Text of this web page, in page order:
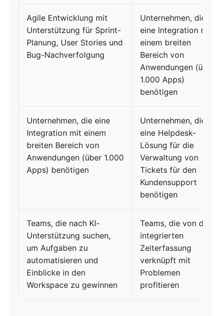
Agile Entwicklung mit
Unterstützung für Sprint-
Planung, User Stories und
Bug-Nachverfolgung
Unternehmen, die
eine Integration mit
einem breiten
Bereich von
Anwendungen (über
1.000 Apps)
benötigen
Unternehmen, die eine
Integration mit einem
breiten Bereich von
Anwendungen (über 1.000
Apps) benötigen
Unternehmen, die
eine Helpdesk-
Lösung für die
Verwaltung von
Tickets für den
Kundensupport
benötigen
Teams, die nach KI-
Unterstützung suchen,
um Aufgaben zu
automatisieren und
Einblicke in den
Workspace zu gewinnen
Teams, die von der
integrierten
Zeiterfassung
verknüpft mit
Problemen
profitieren